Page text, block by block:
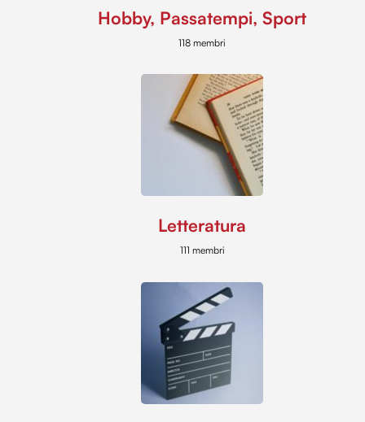
Hobby, Passatempi, Sport
118 membri
Letteratura
111 membri